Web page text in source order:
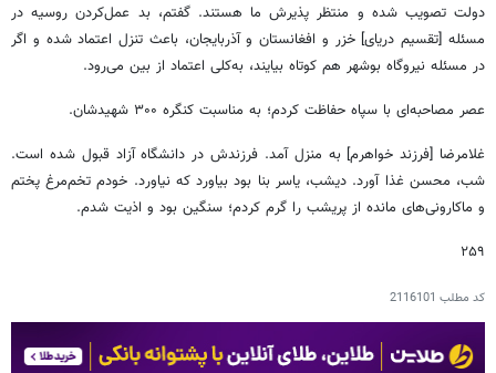
دولت تصویب شده و منتظر پذیرش‌ ما هستند. گفتم، بد عمل‌کردن روسیه در
مسئله [تقسیم دریای] خزر و افغانستان و آذربایجان، باعث تنزل اعتماد شده و اگر
در مسئله نیروگاه بوشهر هم کوتاه بیایند، به‌کلی اعتماد از بین می‌رود.
عصر مصاحبه‌ای با سپاه حفاظت کردم؛ به مناسبت کنگره ۳۰۰ شهیدشان.
غلامرضا [فرزند خواهرم] به منزل آمد. فرزندش در دانشگاه آزاد قبول شده است.
شب، محسن غذا آورد. دیشب، یاسر بنا بود بیاورد که نیاورد. خودم تخم‌مرغ پختم
و ماکارونی‌های مانده از پریشب را گرم کردم؛ سنگین بود و اذیت شدم.
۲۵۹
کد مطلب 2116101